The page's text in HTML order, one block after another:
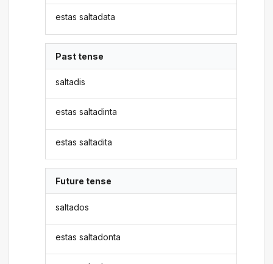
estas saltadata
Past tense
saltadis
estas saltadinta
estas saltadita
Future tense
saltados
estas saltadonta